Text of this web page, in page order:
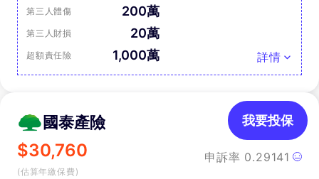
第三人體傷 200萬
第三人財損 20萬
超額責任險 1,000萬 詳情
國泰產險
$30,760
(估算年繳保費)
申訴率 0.29141
我要投保